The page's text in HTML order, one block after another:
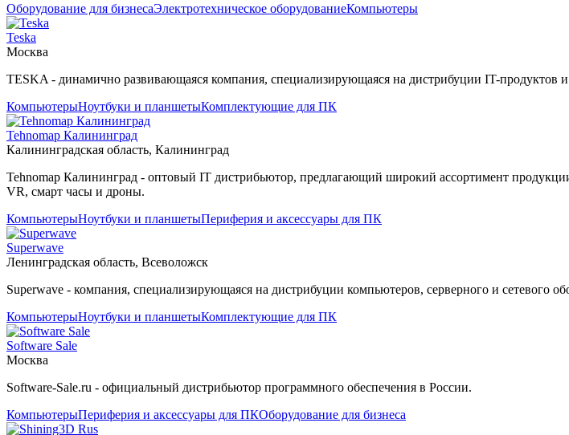
Оборудование для бизнесаЭлектротехническое оборудованиеКомпьютеры
Teska
Москва
TESKA - динамично развивающаяся компания, специализирующаяся на дистрибуции IT-продуктов
КомпьютерыНоутбуки и планшетыКомплектующие для ПК
Tehnomap Калининград
Калининградская область, Калининград
Tehnomap Калининград - оптовый IT дистрибьютор, предлагающий широкий ассортимент
VR, смарт часы и дроны.
КомпьютерыНоутбуки и планшетыПериферия и аксессуары для ПК
Superwave
Ленинградская область, Всеволожск
Superwave - компания, специализирующаяся на дистрибуции компьютеров, серверного и сетевого
КомпьютерыНоутбуки и планшетыКомплектующие для ПК
Software Sale
Москва
Software-Sale.ru - официальный дистрибьютор программного обеспечения в России.
КомпьютерыПериферия и аксессуары для ПКОборудование для бизнеса